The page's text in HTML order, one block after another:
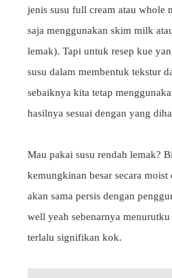
jenis susu full cream atau whole
saja menggunakan skim milk
lemak). Tapi untuk resep kue
susu dalam membentuk tekstur
sebaiknya kita tetap
hasilnya sesuai dengan yang
Mau pakai susu rendah lemak?
kemungkinan besar secara moist
akan sama persis dengan
well yeah sebenarnya
terlalu signifikan kok.